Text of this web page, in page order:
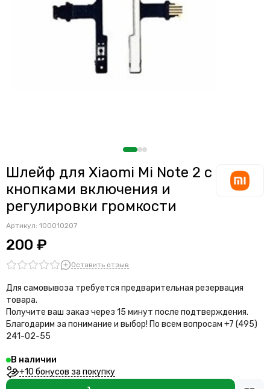
Шлейф для Xiaomi Mi Note 2 с
кнопками включения и
регулировки громкости
Артикул: 100010207
200 ₽
Оставить отзыв
Для самовывоза требуется предварительная резервация
товара.
Получите ваш заказ через 15 минут после подтверждения.
Благодарим за понимание и выбор! По всем вопросам +7 (495)
241-02-55
В наличии
+10 бонусов за покупку